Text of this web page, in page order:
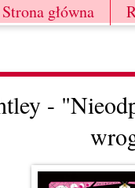
Strona główna
-